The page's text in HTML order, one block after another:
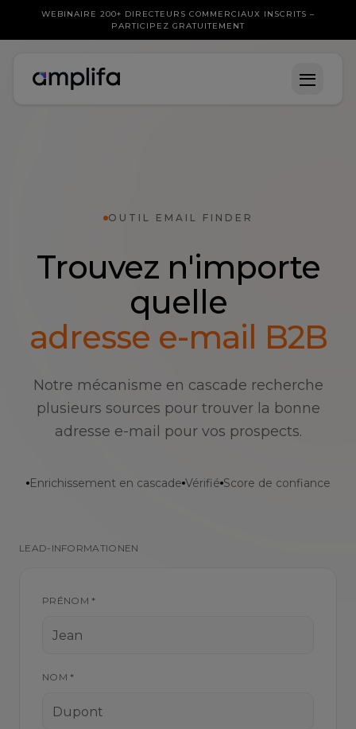
WEBINAIRE 200+ DIRECTEURS COMMERCIAUX INSCRITS –
PARTICIPEZ GRATUITEMENT
OUTIL EMAIL FINDER
Trouvez n'importe
quelle
adresse e-mail B2B
Notre mécanisme en cascade recherche
plusieurs sources pour trouver la bonne
adresse e-mail pour vos prospects.
Enrichissement en cascade Vérifié Score de confiance
LEAD-INFORMATIONEN
PRÉNOM *
NOM *